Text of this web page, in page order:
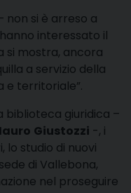
non si è arreso a
interessato il
si mostra, ancora
a servizio della
e territoriale”.
biblioteca giuridica –
Giustozzi -, i
lo studio di nuovi
di Vallebona,
nel proseguire